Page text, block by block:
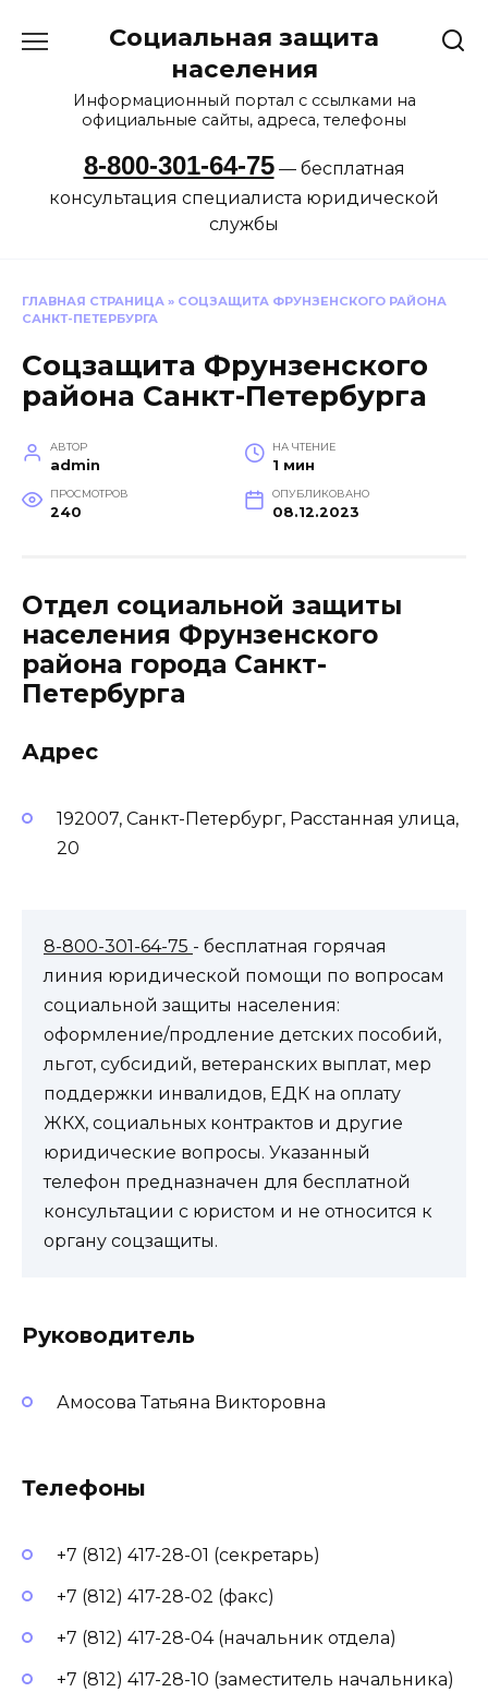
Социальная защита
населения
Информационный портал с ссылками на
официальные сайты, адреса, телефоны
8-800-301-64-75— бесплатная
консультация специалиста юридической
службы
ГЛАВНАЯ СТРАНИЦА » СОЦЗАЩИТА ФРУНЗЕНСКОГО РАЙОНА
САНКТ-ПЕТЕРБУРГА
Соцзащита Фрунзенского
района Санкт-Петербурга
АВТОР
admin
НА ЧТЕНИЕ
1 мин
ПРОСМОТРОВ
240
ОПУБЛИКОВАНО
08.12.2023
Отдел социальной защиты
населения Фрунзенского
района города Санкт-
Петербурга
Адрес
192007, Санкт-Петербург, Расстанная улица,
20
8-800-301-64-75 - бесплатная горячая
линия юридической помощи по вопросам
социальной защиты населения:
оформление/продление детских пособий,
льгот, субсидий, ветеранских выплат, мер
поддержки инвалидов, ЕДК на оплату
ЖКХ, социальных контрактов и другие
юридические вопросы. Указанный
телефон предназначен для бесплатной
консультации с юристом и не относится к
органу соцзащиты.
Руководитель
Амосова Татьяна Викторовна
Телефоны
+7 (812) 417-28-01 (секретарь)
+7 (812) 417-28-02 (факс)
+7 (812) 417-28-04 (начальник отдела)
+7 (812) 417-28-10 (заместитель начальника)